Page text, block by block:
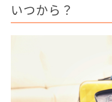
いつから？